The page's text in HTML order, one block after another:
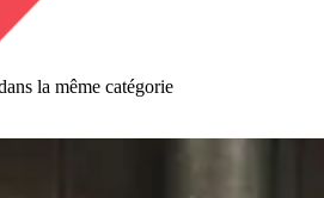
la même catégorie